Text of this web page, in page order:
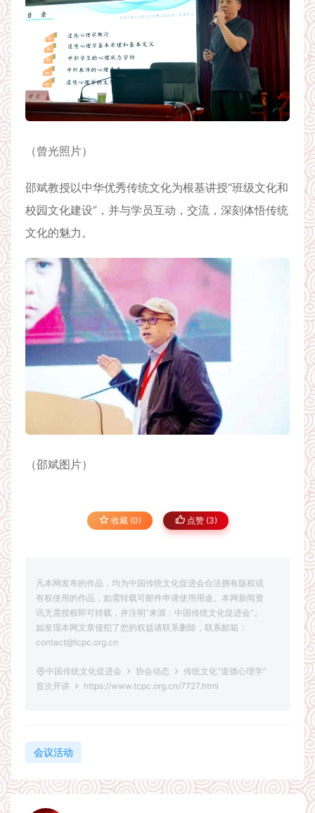
（曾光照片）
邵斌教授以中华优秀传统文化为根基讲授“班级文化和
校园文化建设”，并与学员互动，交流，深刻体悟传统
文化的魅力。
（邵斌图片）
收藏 (0) 点赞 (3)
凡本网发布的作品，均为中国传统文化促进会合法拥有版权或
有权使用的作品，如需转载可邮件申请使用用途。本网新闻资
讯无需授权即可转载，并注明“来源：中国传统文化促进会”。
如发现本网文章侵犯了您的权益请联系删除，联系邮箱：
contact@tcpc.org.cn
中国传统文化促进会 协会动态
传统文化“道德心理学”
首次开讲
https://www.tcpc.org.cn/7727.html
会议活动